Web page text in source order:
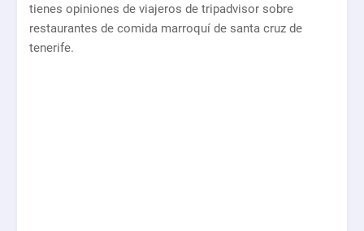
tienes opiniones de viajeros de tripadvisor sobre
restaurantes de comida marroquí de santa cruz de
tenerife.